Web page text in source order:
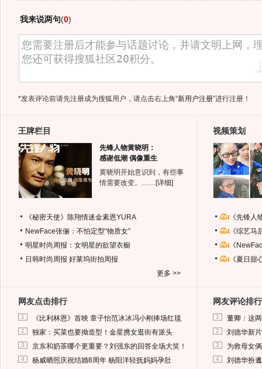
我来说两句(0)
*发表评论前请先注册成为搜狐用户，请点击右上角“新用户注册”进行注册！
王牌栏目
先锋人物黄晓明：
感谢低潮 偶像重生
黄晓明开始意识到，有些事
情需要改变。…… [详细]
《秘密天使》陈翔情迷金素恩YURA
NewFace张俪：不怕定型“物质女”
明星时尚周报：女明星的欲望衣橱
日韩时尚周报 好莱坞街拍周报
更多 >>
视频策划
《先锋
《综艺
《
《夏日
网友点击排行
1 《比利林恩》首映 章子怡范冰冰冯小刚捧场红毯
2 独家：买菜也要拗造型！金星携女逛街有派头
3 京东和奶茶哪个更重要？刘强东的回答全场大笑！
4 杨威晒照庆祝结婚8周年 杨阳洋轻抚妈妈孕肚
网友评论排行
1 董卿：这
2 刘德华新
3 为救母女
4 刘德华扮